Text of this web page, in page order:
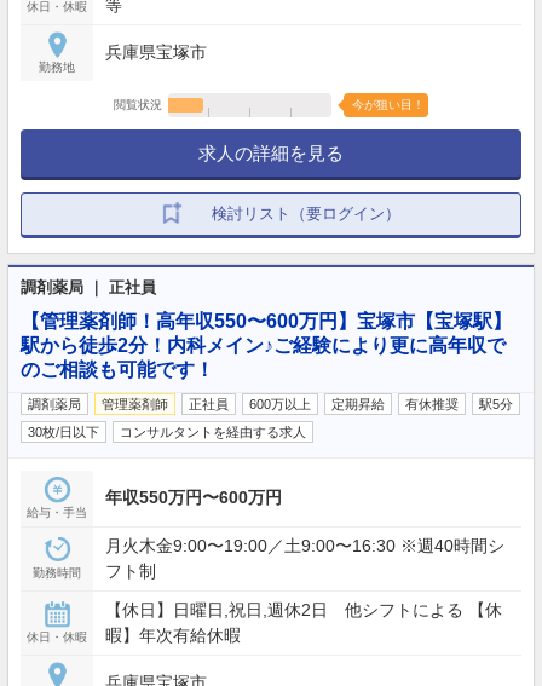
休日・休暇 等
勤務地
兵庫県宝塚市
閲覧状況 今が狙い目！
求人の詳細を見る
検討リスト（要ログイン）
調剤薬局 ｜ 正社員
【管理薬剤師！高年収550〜600万円】宝塚市【宝塚駅】
駅から徒歩2分！内科メイン♪ご経験により更に高年収で
のご相談も可能です！
調剤薬局 管理薬剤師 正社員 600万以上 定期昇給 有休推奨
駅5分
30枚/日以下
コンサルタントを経由する求人
給与・手当
年収550万円〜600万円
勤務時間
月火木金9:00〜19:00／土9:00〜16:30 ※週40時間シ
フト制
休日・休暇
【休日】日曜日,祝日,週休2日 他シフトによる 【休
暇】年次有給休暇
兵庫県宝塚市